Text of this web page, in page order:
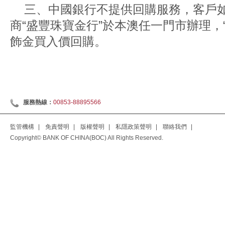
三、中國銀行不提供回購服務，客戶
商“盛豐珠寶金行”於本澳任一門市辦理
飾金買入價回購。
服務熱線： 00853-88895566
監管機構 免責聲明 版權聲明 私隱政策聲明 聯絡我們
Copyright© BANK OF CHINA(BOC) All Rights Reserved.